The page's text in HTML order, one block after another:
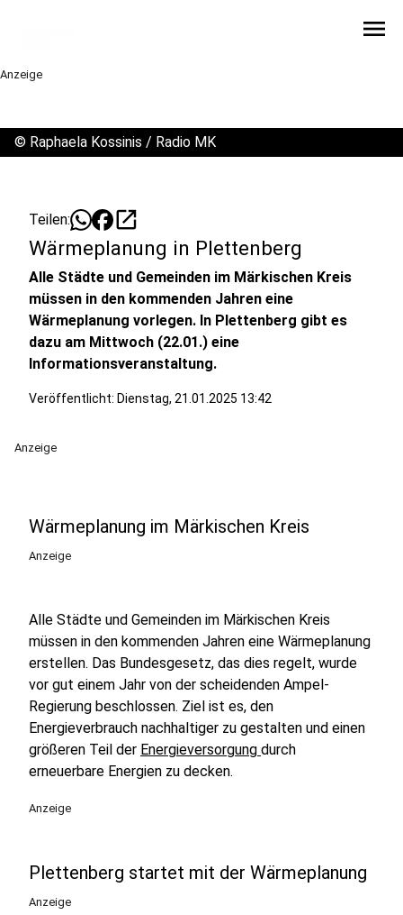
menu
Anzeige
© Raphaela Kossinis / Radio MK
Teilen: open_in_new
Wärmeplanung in Plettenberg
Alle Städte und Gemeinden im Märkischen Kreis
müssen in den kommenden Jahren eine
Wärmeplanung vorlegen. In Plettenberg gibt es
dazu am Mittwoch (22.01.) eine
Informationsveranstaltung.
Veröffentlicht: Dienstag, 21.01.2025 13:42
Anzeige
Wärmeplanung im Märkischen Kreis
Anzeige
Alle Städte und Gemeinden im Märkischen Kreis
müssen in den kommenden Jahren eine Wärmeplanung
erstellen. Das Bundesgesetz, das dies regelt, wurde
vor gut einem Jahr von der scheidenden Ampel-
Regierung beschlossen. Ziel ist es, den
Energieverbrauch nachhaltiger zu gestalten und einen
größeren Teil der Energieversorgung durch
erneuerbare Energien zu decken.
Anzeige
Plettenberg startet mit der Wärmeplanung
Anzeige